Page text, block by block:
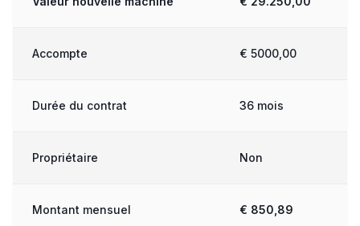
Accompte € 5000,00
Durée du contrat 36 mois
Propriétaire Non
Montant mensuel € 850,89